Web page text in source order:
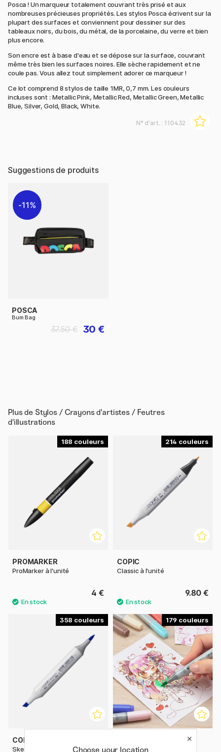
Posca ! Un marqueur totalement couvrant très prisé et aux
nombreuses précieuses propriétés. Les stylos Posca écrivent sur la
plupart des surfaces et conviennent pour dessiner sur des
tableaux noirs, du bois, du métal, de la porcelaine, du verre et bien
plus encore.
Son encre est à base d'eau et se dépose sur la surface, couvrant
même très bien les surfaces noires. Elle sèche rapidement et ne
coule pas. Vous allez tout simplement adorer ce marqueur !
Ce lot comprend 8 stylos de taille 1MR, 0,7 mm. Les couleurs
incluses sont : Metallic Pink, Metallic Red, Metallic Green, Metallic
Blue, Silver, Gold, Black, White.
N° d'art. : 110432
Suggestions de produits
11%
POSCA
Bum Bag
30 €
37.50 €
Plus de Stylos / Crayons d'artistes / Feutres
d'illustrations
188
PROMARKER
ProMarker à l'unité
4 €
214
COPIC
Classic à l'unité
9.80 €
358
COPIC
Sketch à l'unité
179
Ciao à l'unité
Choose your location